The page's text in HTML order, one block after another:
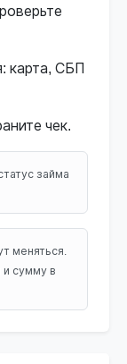
карта, СБП
чек.
займа
меняться.
сумму в